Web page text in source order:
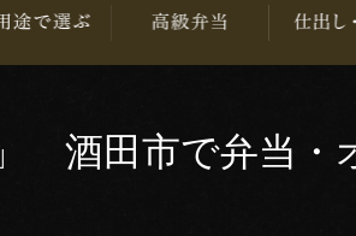
酒田市で弁当・